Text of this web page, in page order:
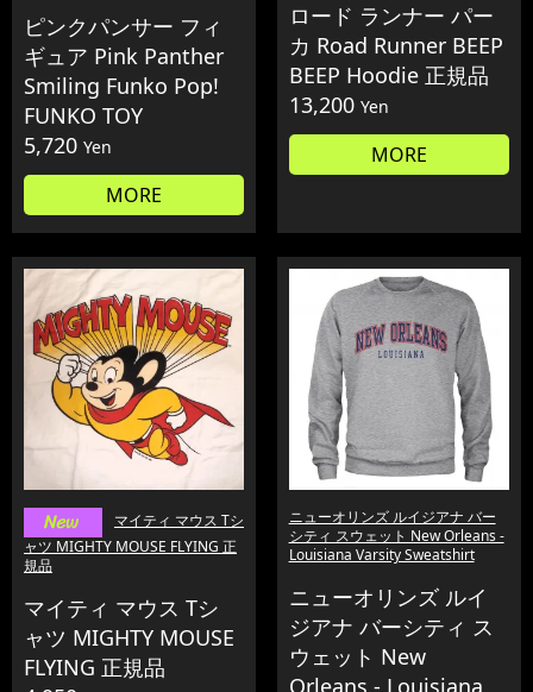
ピンクパンサー フィ
ギュア Pink Panther
Smiling Funko Pop!
FUNKO TOY
5,720 Yen
MORE
ロード ランナー パー
カ Road Runner BEEP
BEEP Hoodie 正規品
13,200 Yen
MORE
マイティ マウス Tシ
ャツ MIGHTY MOUSE FLYING 正
規品
マイティ マウス Tシ
ャツ MIGHTY MOUSE
FLYING 正規品
ニューオリンズ ルイジアナ バー
シティ スウェット New Orleans -
Louisiana Varsity Sweatshirt
ニューオリンズ ルイ
ジアナ バーシティ ス
ウェット New
Orleans - Louisiana